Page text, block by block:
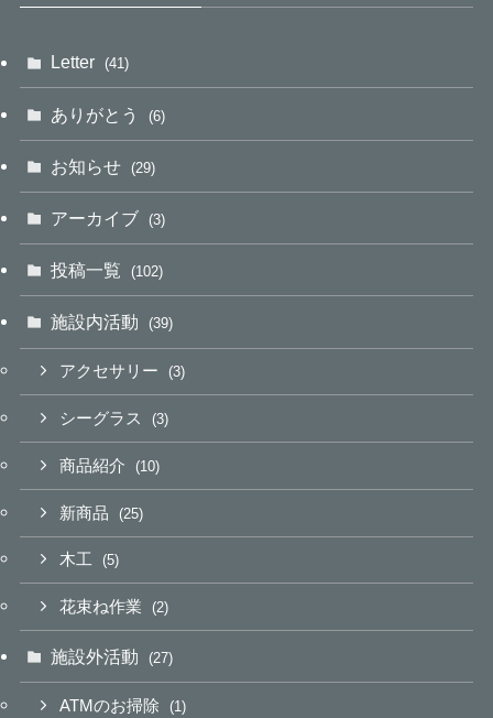
Letter (41)
ありがとう (6)
お知らせ (29)
アーカイブ (3)
投稿一覧 (102)
施設内活動 (39)
アクセサリー (3)
シーグラス (3)
商品紹介 (10)
新商品 (25)
木工 (5)
花束ね作業 (2)
施設外活動 (27)
ATMのお掃除 (1)